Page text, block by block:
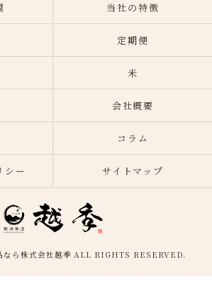
当社の特徴
定期便
米
会社概要
コラム
シー サイトマップ
なら株式会社越季 ALL RIGHTS RESERVED.